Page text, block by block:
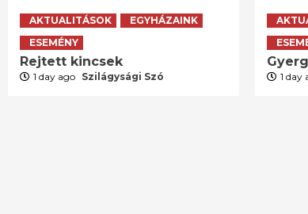
AKTUALITÁSOK
EGYHÁZAINK
ESEMÉNY
Rejtett kincsek
1 day ago Szilágysági Szó 1 day